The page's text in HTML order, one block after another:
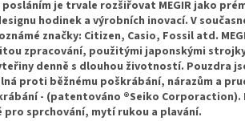
je trvale rozšiřovat MEGIR jako
hodinek a výrobních inovací. V
značky: Citizen, Casio, Fossil atd.
zpracování, použitými japonskými
denně s dlouhou životností. Pouzdra
proti běžnému poškrábání, nárazům a
- (patentováno ®Seiko Corporaction).
sprchování, mytí rukou a plavání.